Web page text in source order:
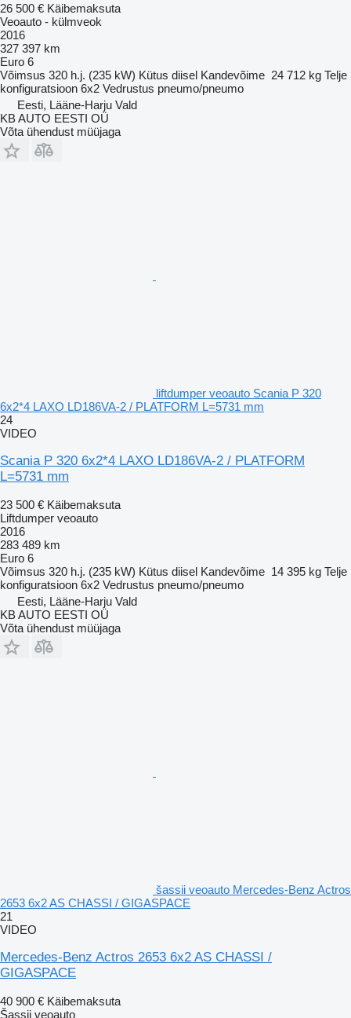
26 500 € Käibemaksuta
Veoauto - külmveok
2016
327 397 km
Euro 6
Võimsus 320 h.j. (235 kW) Kütus diisel Kandevõime 24 712 kg Telje
konfiguratsioon 6x2 Vedrustus pneumo/pneumo
Eesti, Lääne-Harju Vald
KB AUTO EESTI OÜ
Võta ühendust müüjaga
liftdumper veoauto Scania P 320
6x2*4 LAXO LD186VA-2 / PLATFORM L=5731 mm
24
VIDEO
Scania P 320 6x2*4 LAXO LD186VA-2 / PLATFORM
L=5731 mm
23 500 € Käibemaksuta
Liftdumper veoauto
2016
283 489 km
Euro 6
Võimsus 320 h.j. (235 kW) Kütus diisel Kandevõime 14 395 kg Telje
konfiguratsioon 6x2 Vedrustus pneumo/pneumo
Eesti, Lääne-Harju Vald
KB AUTO EESTI OÜ
Võta ühendust müüjaga
šassii veoauto Mercedes-Benz Actros
2653 6x2 AS CHASSI / GIGASPACE
21
VIDEO
Mercedes-Benz Actros 2653 6x2 AS CHASSI /
GIGASPACE
40 900 € Käibemaksuta
Šassii veoauto